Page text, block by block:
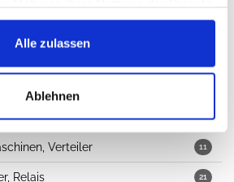
Alle zulassen
Ablehnen
1
11
Verteiler
21
Relais